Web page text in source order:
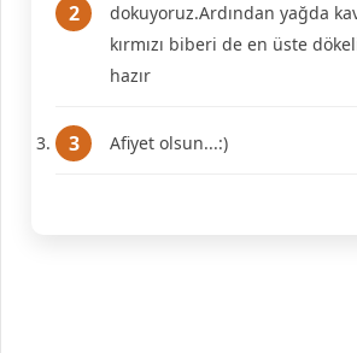
dokuyoruz.Ardından yağda
kırmızı biberi de en üste
hazır
Afiyet olsun...:)